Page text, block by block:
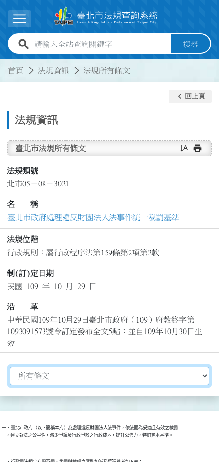
展開選單
全站查詢關鍵字欄位 搜尋
首頁 法規資訊 法規所有條文
法規資訊
keyboard_arrow_left 回上頁
臺北市法規所有條文 text_rotate_vertical print
法規類號
北市05－08－3021
名 稱
臺北市政府處理違反財團法人法事件統一裁罰基準
法規位階
行政規則：屬行政程序法第159條第2項第2款
制(訂)定日期
民國 109 年 10 月 29 日
沿 革
中華民國109年10月29日臺北市政府（109）府教終字第
1093091573號令訂定發布全文5點；並自109年10月30日生
效
切換選擇法規資訊內容
一、臺北市政府（以下簡稱本府）為處理違反財團法人法事件，依法而為妥適且有效之裁罰
    ，建立執法之公平性，減少爭議及行政爭訟之行政成本，提升公信力，特訂定本基準。